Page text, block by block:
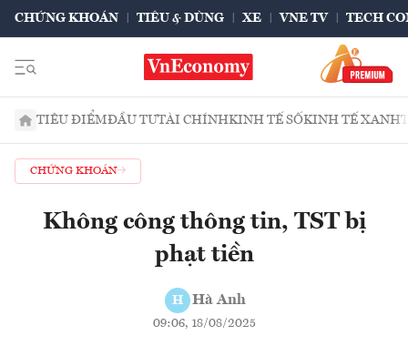
CHỨNG KHOÁN TIÊU & DÙNG XE VNE TV TECH
TIÊU ĐIỂMĐẦU TƯTÀI CHÍNHKINH TẾ SỐKINH TẾ XANH
CHỨNG KHOÁN
Không công thông tin, TST bị
phạt tiền
H Hà Anh
09:06, 18/08/2025